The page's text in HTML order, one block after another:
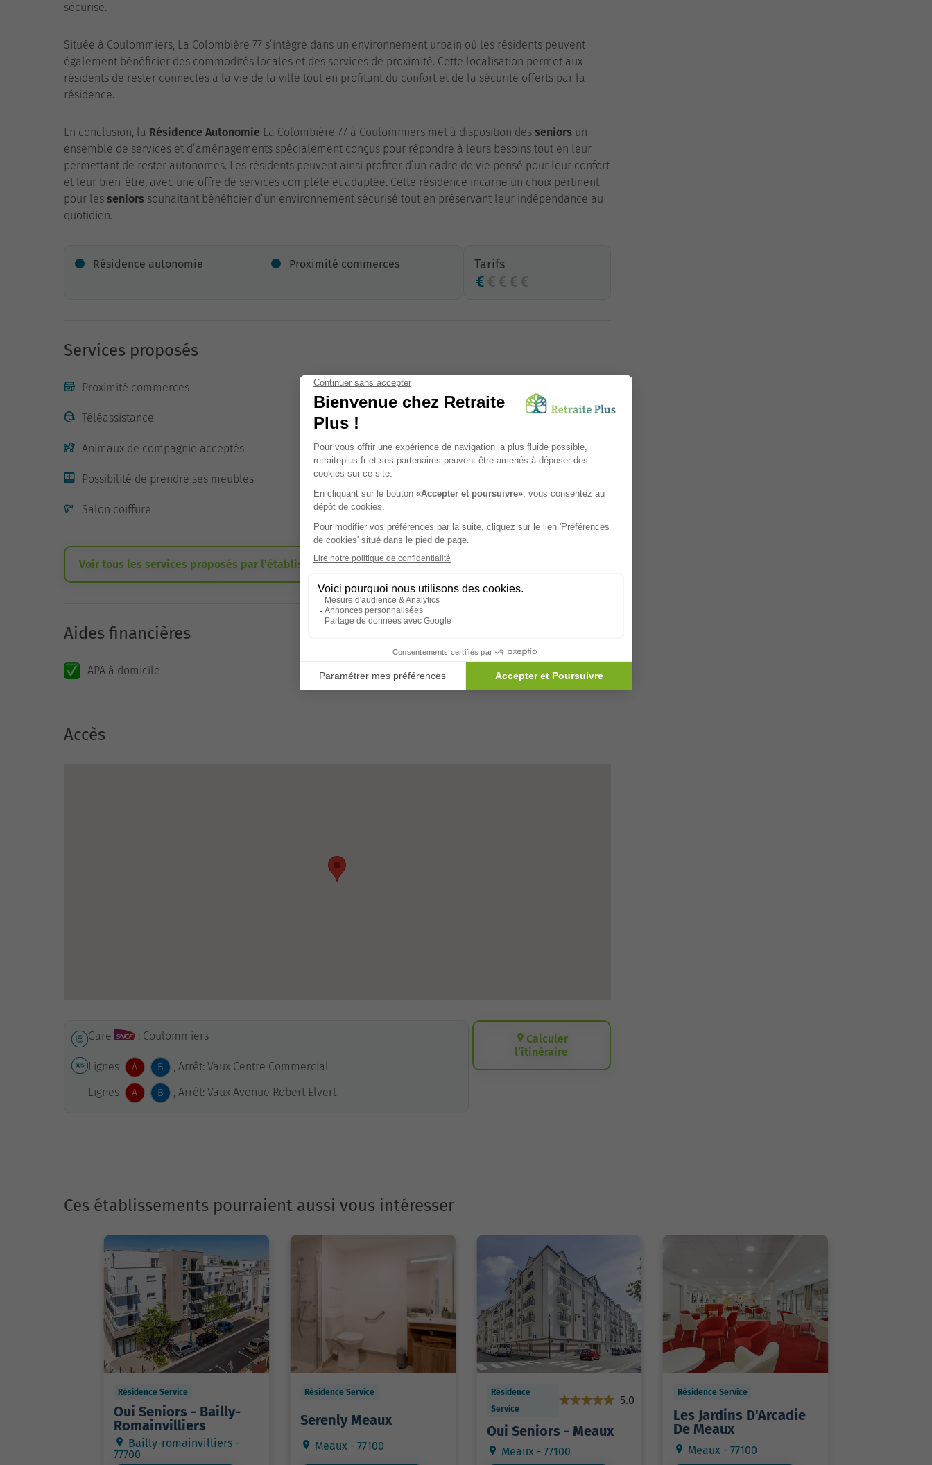
sécurisé.
Située à Coulommiers, La Colombière 77 s’intègre dans un environnement urbain où les résidents peuvent
également bénéficier des commodités locales et des services de proximité. Cette localisation permet aux
résidents de rester connectés à la vie de la ville tout en profitant du confort et de la sécurité offerts par la
résidence.
En conclusion, la Résidence Autonomie La Colombière 77 à Coulommiers met à disposition des seniors un
ensemble de services et d’aménagements spécialement conçus pour répondre à leurs besoins tout en leur
permettant de rester autonomes. Les résidents peuvent ainsi profiter d’un cadre de vie pensé pour leur confort
et leur bien-être, avec une offre de services complète et adaptée. Cette résidence incarne un choix pertinent
pour les seniors souhaitant bénéficier d’un environnement sécurisé tout en préservant leur indépendance au
quotidien.
Résidence autonomie Proximité commerces Tarifs
Services proposés
Proximité commerces Jardin
Téléassistance
Animaux de compagnie acceptés Digicode
Possibilité de prendre ses meubles Pédicure
Salon coiffure Salon esthétique
Voir tous les services proposés par l’établissement
Aides financières
APA à domicile
Accès
Gare : Coulommiers
Lignes A B
, Arrêt: Vaux Centre Commercial
Lignes
A B , Arrêt: Vaux Avenue Robert Elvert
Calculer
l’itinéraire
Ces établissements pourraient aussi vous intéresser
Résidence Service
Oui Seniors - Bailly-
Romainvilliers
Bailly-romainvilliers -
77700
Résidence Service
Serenly Meaux
Meaux - 77100
Résidence
Service
5.0
Oui Seniors - Meaux
Meaux - 77100
Résidence Service
Les Jardins D'Arcadie
De Meaux
Meaux - 77100